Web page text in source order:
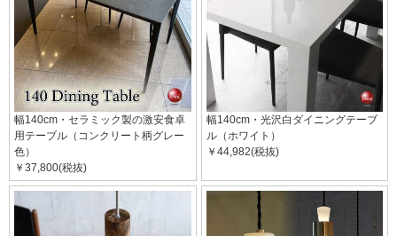
幅140cm・セラミック製の激安食卓
用テーブル（コンクリート柄グレー
色）
￥37,800(税抜)
幅140cm・光沢白ダイニングテーブ
ル（ホワイト）
￥44,982(税抜)